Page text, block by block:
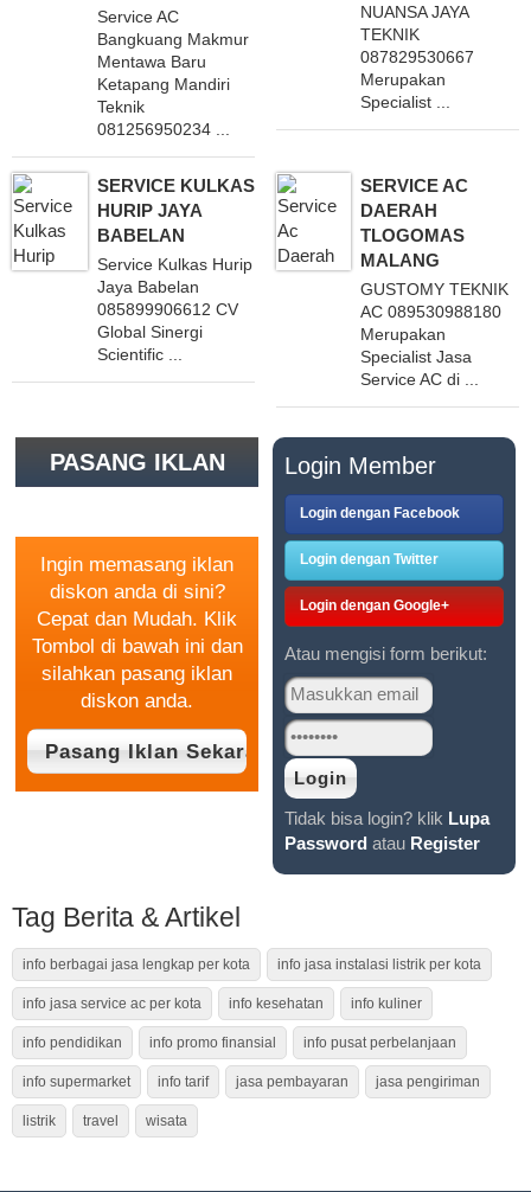
Service AC
Bangkuang Makmur
Mentawa Baru
Ketapang Mandiri
Teknik
081256950234 ...
NUANSA JAYA
TEKNIK
087829530667
Merupakan
Specialist ...
SERVICE KULKAS
HURIP JAYA
BABELAN
Service Kulkas Hurip
Jaya Babelan
085899906612 CV
Global Sinergi
Scientific ...
SERVICE AC
DAERAH
TLOGOMAS
MALANG
GUSTOMY TEKNIK
AC 089530988180
Merupakan
Specialist Jasa
Service AC di ...
PASANG IKLAN
Ingin memasang iklan
diskon anda di sini?
Cepat dan Mudah. Klik
Tombol di bawah ini dan
silahkan pasang iklan
diskon anda.
Login Member
Login dengan Facebook
Login dengan Twitter
Login dengan Google+
Atau mengisi form berikut:
Tidak bisa login? klik Lupa
Password atau Register
Tag Berita & Artikel
info berbagai jasa lengkap per kota info jasa instalasi listrik per kota
info jasa service ac per kota info kesehatan info kuliner
info pendidikan info promo finansial info pusat perbelanjaan
info supermarket info tarif jasa pembayaran jasa pengiriman
listrik travel wisata